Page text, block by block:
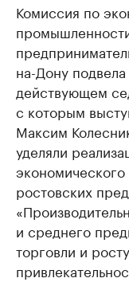
Комиссия по
на-Дону
действующем
с которым
Максим
уделяли
ростовских
и среднего
торговли и